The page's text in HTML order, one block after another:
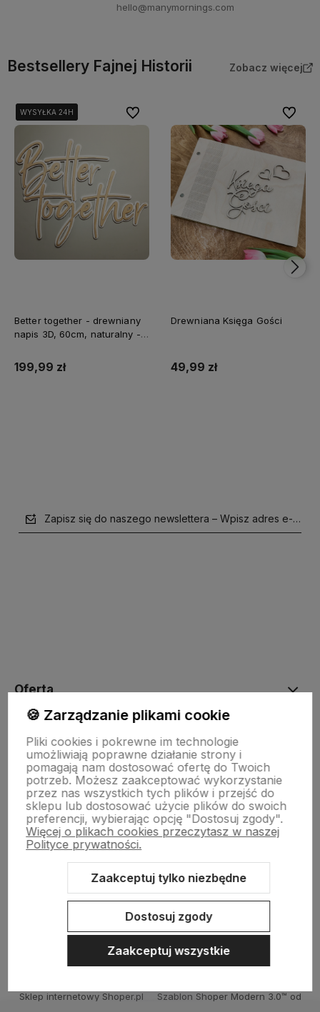
hello@manymornings.com
Bestsellery Fajnej Historii Zobacz więcej
WYSYŁKA 24H
WYSYŁKA 24H
WYSYŁKA 24H
Better together - drewniany
napis 3D, 60cm, naturalny -
199,99 zł
Do ulubionych
Drewniana Księga Gości
49,99 zł
Do
Zapisz się do naszego newslettera – Wpisz adres e-mail
Oferta
Drewniane dekoracje
Kolorowe skarpetki
Informacje
Sklep internetowy Shoper.pl Szablon Shoper Modern 3.0™ od
🍪 Zarządzanie plikami cookie
Pliki cookies i pokrewne im technologie
umożliwiają poprawne działanie strony i
pomagają nam dostosować ofertę do Twoich
potrzeb. Możesz zaakceptować wykorzystanie
przez nas wszystkich tych plików i przejść do
sklepu lub dostosować użycie plików do swoich
preferencji, wybierając opcję "Dostosuj zgody".
Więcej o plikach cookies przeczytasz w naszej
Polityce prywatności.
Zaakceptuj tylko niezbędne
Dostosuj zgody
Zaakceptuj wszystkie